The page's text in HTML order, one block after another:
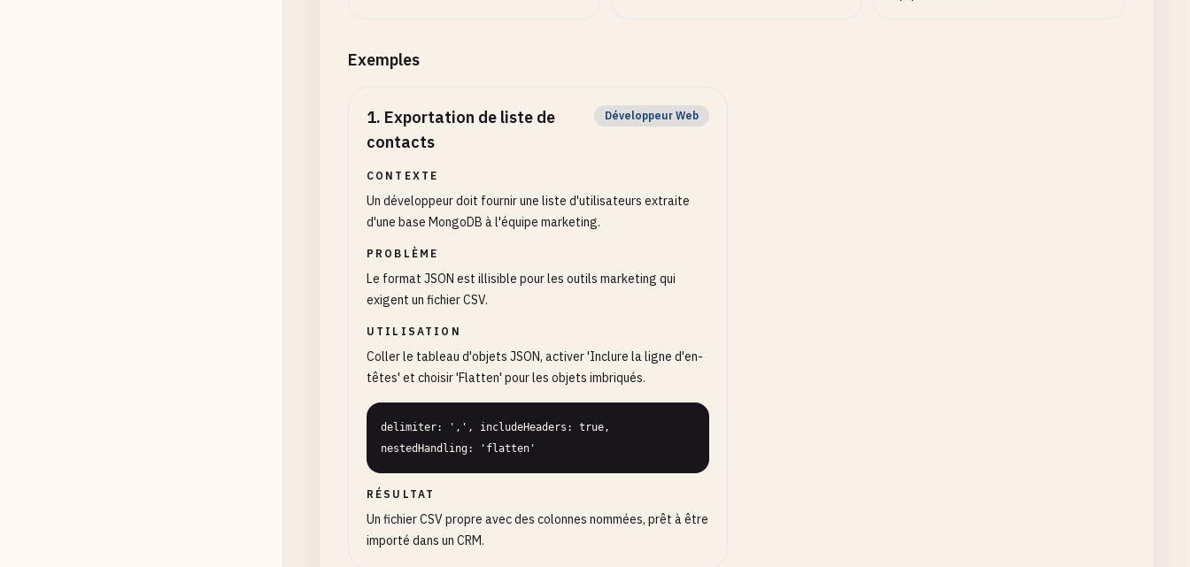
Exemples
1. Exportation de liste de
contacts
Développeur Web
CONTEXTE
Un développeur doit fournir une liste d'utilisateurs extraite
d'une base MongoDB à l'équipe marketing.
PROBLÈME
Le format JSON est illisible pour les outils marketing qui
exigent un fichier CSV.
UTILISATION
Coller le tableau d'objets JSON, activer 'Inclure la ligne d'en-
têtes' et choisir 'Flatten' pour les objets imbriqués.
delimiter: ',', includeHeaders: true,
nestedHandling: 'flatten'
RÉSULTAT
Un fichier CSV propre avec des colonnes nommées, prêt à être
importé dans un CRM.